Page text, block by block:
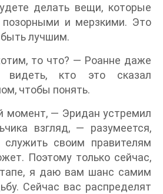
делать вещи, которые
позорными и мерзкими. Это
быть лучшим.
то что? — Роанне даже
кто это сказал
чтобы понять.
— Эридан устремил
взгляд, — разумеется,
служить своим правителям
Поэтому только сейчас,
я даю вам шанс самим
Сейчас вас распределят